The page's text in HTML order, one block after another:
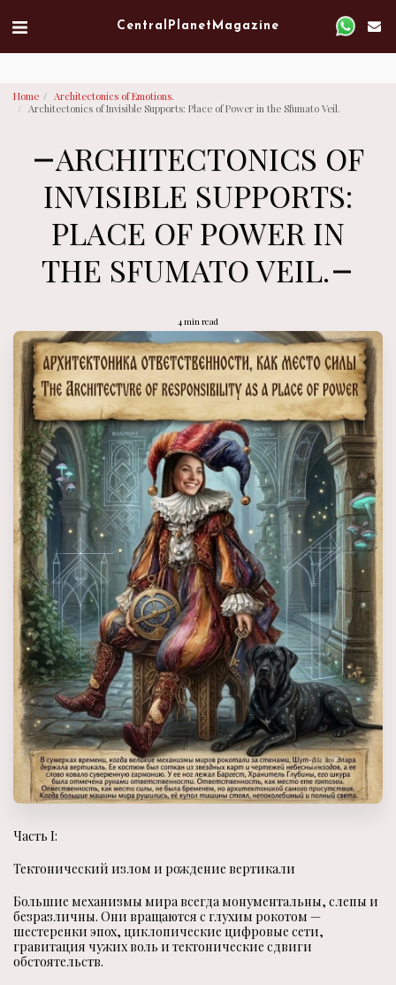
Central Planet Magazine
Home
Architectonics of Emotions.
Architectonics of Invisible Supports: Place of Power in the Sfumato Veil.
ARCHITECTONICS OF
INVISIBLE SUPPORTS:
PLACE OF POWER IN
THE SFUMATO VEIL.
4 min read
Часть I:
Тектонический излом и рождение вертикали
Большие механизмы мира всегда монументальны, слепы и
безразличны. Они вращаются с глухим рокотом —
шестеренки эпох, циклопические цифровые сети,
гравитация чужих воль и тектонические сдвиги
обстоятельств.